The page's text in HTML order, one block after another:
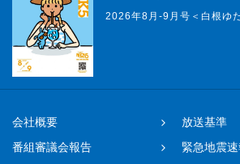
2026年8月-9月号＜白根ゆ
会社概要
放送基準
番組審議会報告
緊急地震速